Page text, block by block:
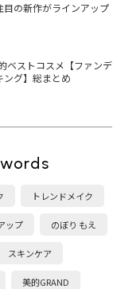
目の新作がラインアップ
ベストコスメ【ファンデ
ング】総まとめ
トレンドメイク
ップ のぼり もえ
スキンケア
美的GRAND